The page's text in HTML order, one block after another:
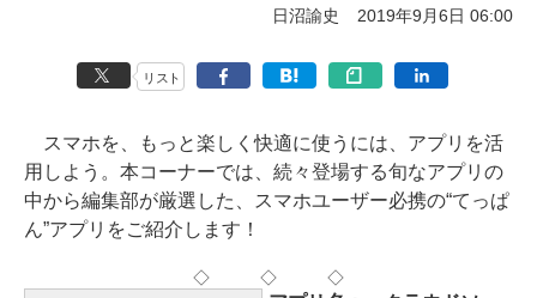
日沼諭史 2019年9月6日 06:00
リスト
スマホを、もっと楽しく快適に使うには、アプリを活
用しよう。本コーナーでは、続々登場する旬なアプリの
中から編集部が厳選した、スマホユーザー必携の“てっぱ
ん”アプリをご紹介します！
◇ ◇ ◇